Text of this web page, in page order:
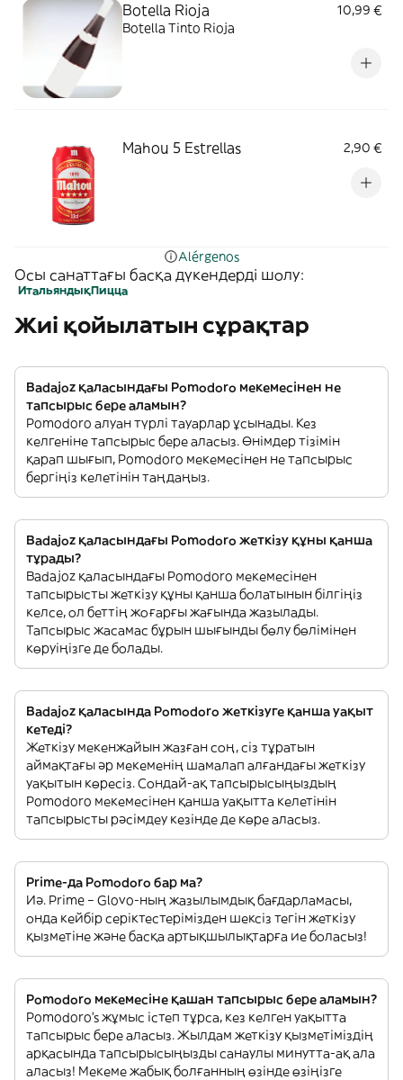
Botella Rioja
10,99 €
Botella Tinto Rioja
Mahou 5 Estrellas 2,90 €
Alérgenos
Осы санаттағы басқа дүкендерді шолу:
ИтальяндықПицца
Жиі қойылатын сұрақтар
Badajoz қаласындағы Pomodoro мекемесінен не
тапсырыс бере аламын?
Pomodoro алуан түрлі тауарлар ұсынады. Кез
келгеніне тапсырыс бере аласыз. Өнімдер тізімін
қарап шығып, Pomodoro мекемесінен не тапсырыс
бергіңіз келетінін таңдаңыз.
Badajoz қаласындағы Pomodoro жеткізу құны қанша
тұрады?
Badajoz қаласындағы Pomodoro мекемесінен
тапсырысты жеткізу құны қанша болатынын білгіңіз
келсе, ол беттің жоғарғы жағында жазылады.
Тапсырыс жасамас бұрын шығынды бөлу бөлімінен
көруіңізге де болады.
Badajoz қаласында Pomodoro жеткізуге қанша уақыт
кетеді?
Жеткізу мекенжайын жазған соң, сіз тұратын
аймақтағы әр мекеменің шамалап алғандағы жеткізу
уақытын көресіз. Сондай-ақ тапсырысыңыздың
Pomodoro мекемесінен қанша уақытта келетінін
тапсырысты рәсімдеу кезінде де көре аласыз.
Prime-да Pomodoro бар ма?
Иә. Prime – Glovo-ның жазылымдық бағдарламасы,
онда кейбір серіктестерімізден шексіз тегін жеткізу
қызметіне және басқа артықшылықтарға ие боласыз!
Pomodoro мекемесіне қашан тапсырыс бере аламын?
Pomodoro’s жұмыс істеп тұрса, кез келген уақытта
тапсырыс бере аласыз. Жылдам жеткізу қызметіміздің
арқасында тапсырысыңызды санаулы минутта-ақ ала
аласыз! Мекеме жабық болғанның өзінде өзіңізге